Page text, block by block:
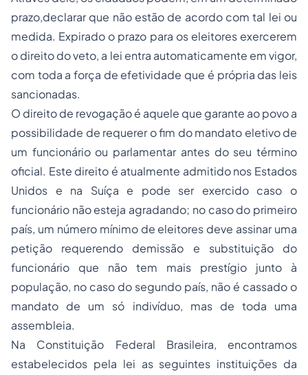
prazo,declarar que não estão de acordo com tal lei ou
medida. Expirado o prazo para os eleitores exercerem
o direito do veto, a lei entra automaticamente em vigor,
com toda a força de efetividade que é própria das leis
sancionadas.
O direito de revogação é aquele que garante ao povo a
possibilidade de requerer o fim do mandato eletivo de
um funcionário ou parlamentar antes do seu término
oficial. Este direito é atualmente admitido nos Estados
Unidos e na Suíça e pode ser exercido caso o
funcionário não esteja agradando; no caso do primeiro
país, um número mínimo de eleitores deve assinar uma
petição requerendo demissão e substituição do
funcionário que não tem mais prestígio junto à
população, no caso do segundo país, não é cassado o
mandato de um só indivíduo, mas de toda uma
assembleia.
Na Constituição Federal Brasileira, encontramos
estabelecidos pela lei as seguintes instituições da